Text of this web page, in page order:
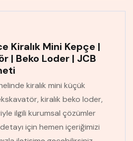
Kiralık Mini Kepçe |
| Beko Loder | JCB
kiralık mini küçük
kiralık beko loder,
ilgili kurumsal çözümler
için hemen içeriğimizi